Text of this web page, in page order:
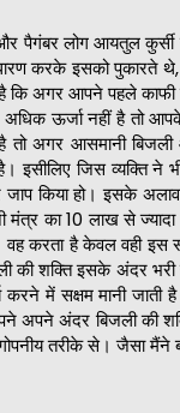
पैगंबर लोग आयतुल कुर्सी
करके इसको पुकारते
अगर आपने पहले काफी
ऊर्जा नहीं है तो
अगर आसमानी बिजली
इसीलिए जिस व्यक्ति
किया हो। इसके
मंत्र का 10 लाख से ज्यादा
वह करता है केवल वही इस
की शक्ति इसके अंदर भरी
करने में सक्षम मानी जाती
अपने अंदर बिजली की
तरीके से। जैसा मैंने